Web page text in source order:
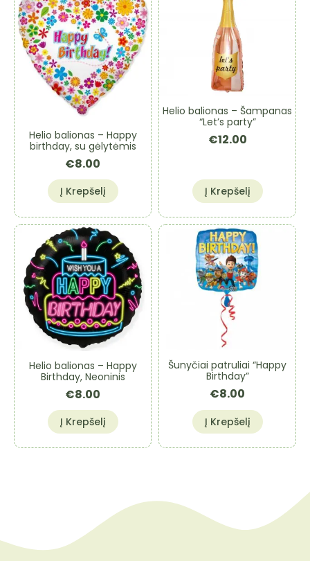
Helio balionas – Happy
birthday, su gėlytėmis
€8.00
Į Krepšelį
Helio balionas – Šampanas
“Let’s party”
€12.00
Į Krepšelį
Helio balionas – Happy
Birthday, Neoninis
€8.00
Į Krepšelį
Šunyčiai patruliai “Happy
Birthday”
€8.00
Į Krepšelį